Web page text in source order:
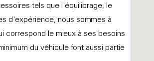
tels que l'équilibrage, le
d'expérience, nous sommes à
correspond le mieux à ses besoins
du véhicule font aussi partie